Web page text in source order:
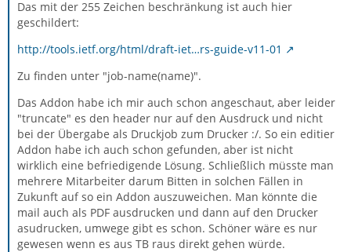
Das mit der 255 Zeichen beschränkung ist auch hier
geschildert:
http://tools.ietf.org/html/draft-iet…rs-guide-v11-01
Zu finden unter "job-name(name)".
Das Addon habe ich mir auch schon angeschaut, aber leider
"truncate" es den header nur auf den Ausdruck und nicht
bei der Übergabe als Druckjob zum Drucker :/. So ein editier
Addon habe ich auch schon gefunden, aber ist nicht
wirklich eine befriedigende Lösung. Schließlich müsste man
mehrere Mitarbeiter darum Bitten in solchen Fällen in
Zukunft auf so ein Addon auszuweichen. Man könnte die
mail auch als PDF ausdrucken und dann auf den Drucker
asudrucken, umwege gibt es schon. Schöner wäre es nur
gewesen wenn es aus TB raus direkt gehen würde.